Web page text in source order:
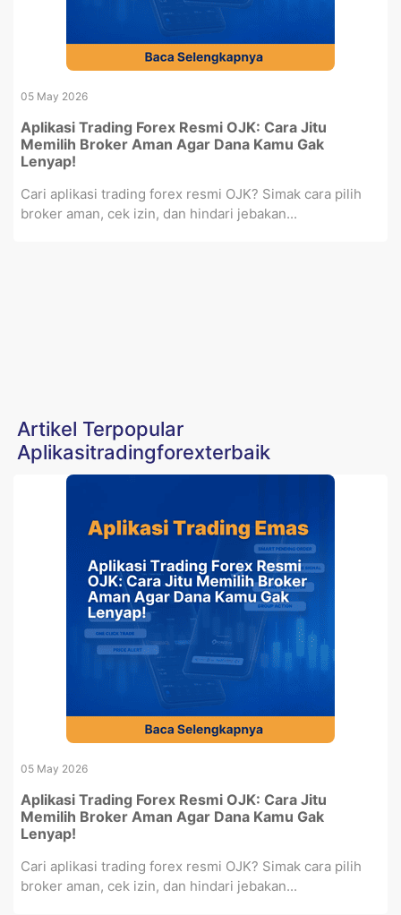
05 May 2026
Aplikasi Trading Forex Resmi OJK: Cara Jitu
Memilih Broker Aman Agar Dana Kamu Gak
Lenyap!
Cari aplikasi trading forex resmi OJK? Simak cara pilih
broker aman, cek izin, dan hindari jebakan...
Artikel Terpopular
Aplikasitradingforexterbaik
05 May 2026
Aplikasi Trading Forex Resmi OJK: Cara Jitu
Memilih Broker Aman Agar Dana Kamu Gak
Lenyap!
Cari aplikasi trading forex resmi OJK? Simak cara pilih
broker aman, cek izin, dan hindari jebakan...